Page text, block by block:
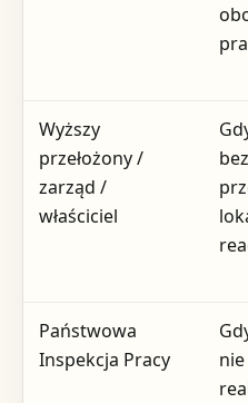
Wyższy
przełożony /
zarząd /
właściciel
Państwowa
Inspekcja Pracy